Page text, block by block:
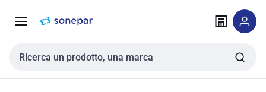
navigazione alla
Cerca input